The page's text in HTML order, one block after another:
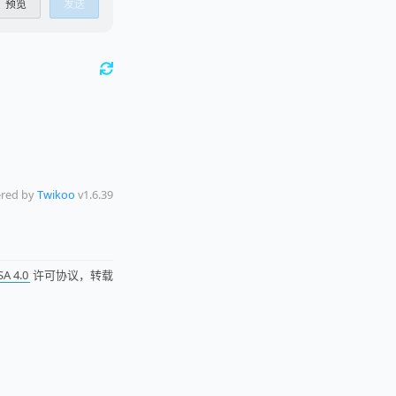
预览 发送
byTwikoo v1.6.39
4.0 许可协议，转载